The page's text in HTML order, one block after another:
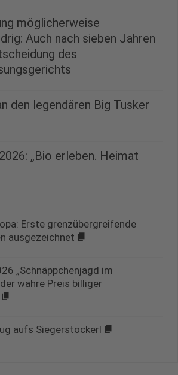
möglicherweise
Auch nach sieben Jahren
des
den legendären Big Tusker
„Bio erleben. Heimat
Erste grenzübergreifende
ausgezeichnet
„Schnäppchenjagd im
wahre Preis billiger
aufs Siegerstockerl